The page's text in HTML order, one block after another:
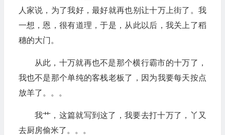
人家说，为了我好，最好就再也别让十万上街了。我
一想，恩，很有道理，于是，从此以后，我关上了稻
穗的大门。
从此，十万就再也不是那个横行霸市的十万了，
我也不是那个单纯的客栈老板了，因为我要每天按点
放羊了。。。
我艹，这篇就写到这了，我要去打十万了，丫又
去厨房偷米了。。。